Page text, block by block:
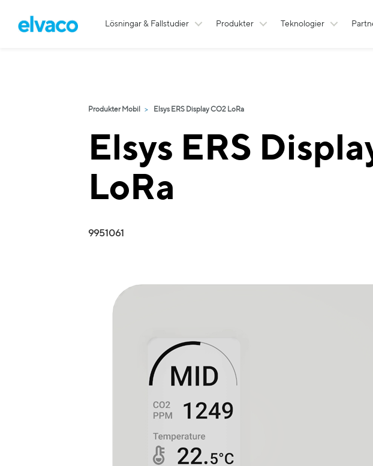
Lösningar & Fallstudier Produkter Teknologier
Produkter Mobil Elsys ERS Display CO2 LoRa
Elsys ERS
LoRa
9951061